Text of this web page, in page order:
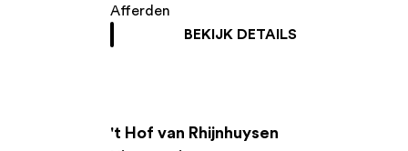
Afferden
BEKIJK DETAILS
't Hof van Rhijnhuysen